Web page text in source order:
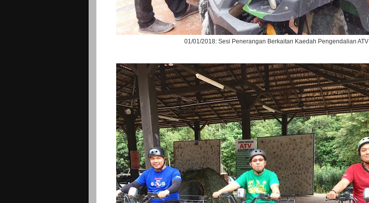
01/01/2018: Sesi Penerangan Berkaitan Kaedah Pengendalian ATV